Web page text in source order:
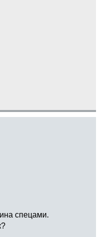
спецами.